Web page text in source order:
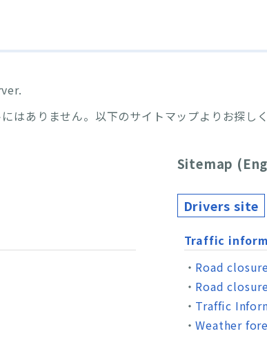
はありません。以下のサイトマップよりお探しく
Sitemap
Drivers site
Traffic
Road
Road
Traffic
Weather